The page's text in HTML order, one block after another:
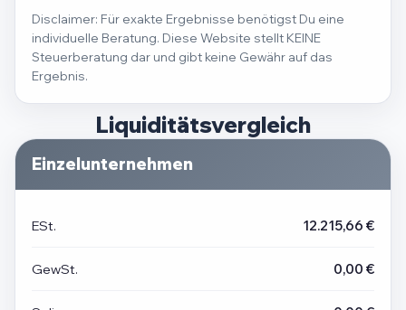
Disclaimer: Für exakte Ergebnisse benötigst Du eine
individuelle Beratung. Diese Website stellt KEINE
Steuerberatung dar und gibt keine Gewähr auf das
Ergebnis.
Liquiditätsvergleich
Einzelunternehmen
ESt. 12.215,66 €
GewSt. 0,00 €